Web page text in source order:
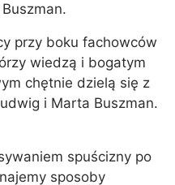
przy boku fachowców
wiedzą i bogatym
chętnie dzielą się z
i Marta Buszman.
spuścizny po
sposoby